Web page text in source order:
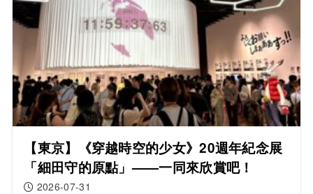
【東京】《穿越時空的少女》20週年紀念展
「細田守的原點」——一同來欣賞吧！
2026-07-31